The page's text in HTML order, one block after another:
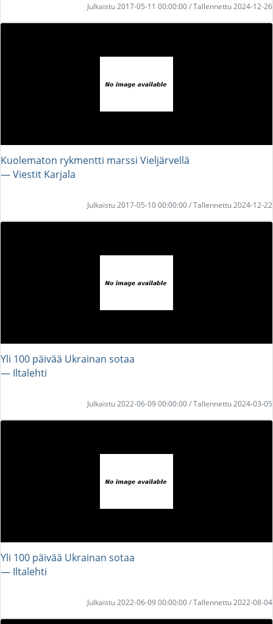
Julkaistu 2017-05-11 00:00:00 / Tallennettu 2024-12-26
Kuolematon rykmentti marssi Vieljärvellä
― Viestit Karjala
Julkaistu 2017-05-10 00:00:00 / Tallennettu 2024-12-22
Yli 100 päivää Ukrainan sotaa
― Iltalehti
Julkaistu 2022-06-09 00:00:00 / Tallennettu 2024-03-05
Yli 100 päivää Ukrainan sotaa
― Iltalehti
Julkaistu 2022-06-09 00:00:00 / Tallennettu 2022-08-04